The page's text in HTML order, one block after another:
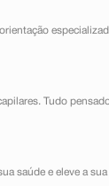
Tudo
saúde e eleve a